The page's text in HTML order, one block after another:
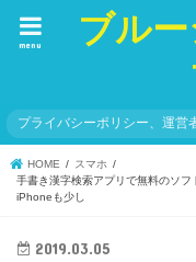
ブル
menu
プライバシーポリシー、運営
HOME
スマホ
手書き漢字検索アプリで無料のソ
iPhoneも少し
2019.03.05